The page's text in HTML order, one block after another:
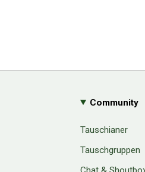
Community
Tauschianer
Tauschgruppen